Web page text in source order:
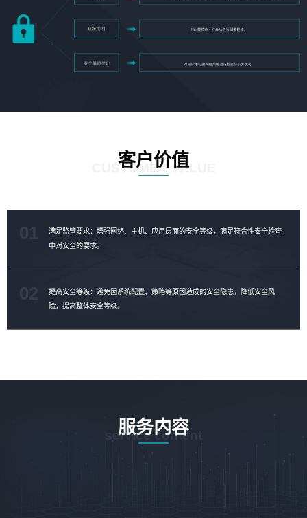
客户价值
CUSTOMER VALUE
满足监管要求：增强网络、主机、应用层面的安全等级，满足符合性安全检查
中对安全的要求。
提高安全等级：避免因系统配置、策略等原因造成的安全隐患，降低安全风
险，提高整体安全等级。
服务内容
service content